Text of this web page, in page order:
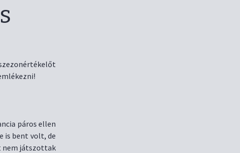
páros ellen
is bent volt, de
nem játszottak